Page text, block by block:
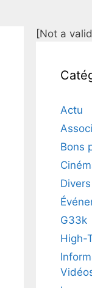
[Not a
Actu
Bons
Divers
G33k
High-